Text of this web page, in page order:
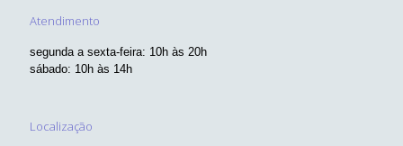
Atendimento
segunda a sexta-feira: 10h às 20h
sábado: 10h às 14h
Localização